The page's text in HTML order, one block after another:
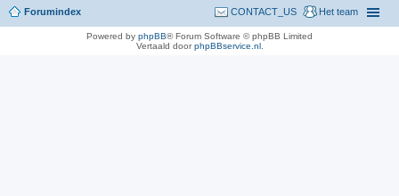
Forumindex Het team
CONTACT_US
Powered by phpBB® Forum Software © phpBB Limited
Vertaald doorphpBBservice.nl.